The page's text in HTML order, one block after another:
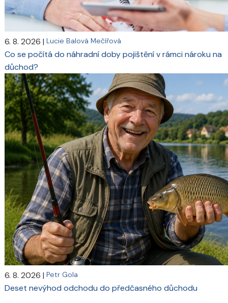
6. 8. 2026 | Lucie Balová Mečířová
Co se počítá do náhradní doby pojištění v rámci nároku na
důchod?
6. 8. 2026 | Petr Gola
Deset nevýhod odchodu do předčasného důchodu